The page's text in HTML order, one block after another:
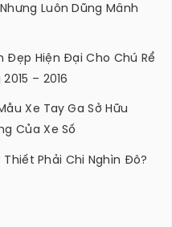
Luôn Dũng Mãnh
Đẹp Hiện Đại Cho Chú Rể
– 2016
Xe Tay Ga Sở Hữu
Của Xe Số
Thiết Phải Chi Nghìn Đô?